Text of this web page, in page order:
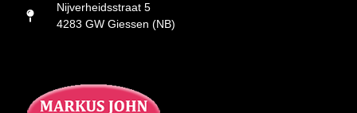
Nijverheidsstraat 5
4283 GW Giessen (NB)